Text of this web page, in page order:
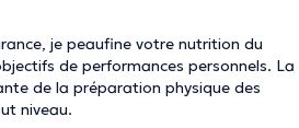
je peaufine votre nutrition du
de performances personnels. La
de la préparation physique des
niveau.